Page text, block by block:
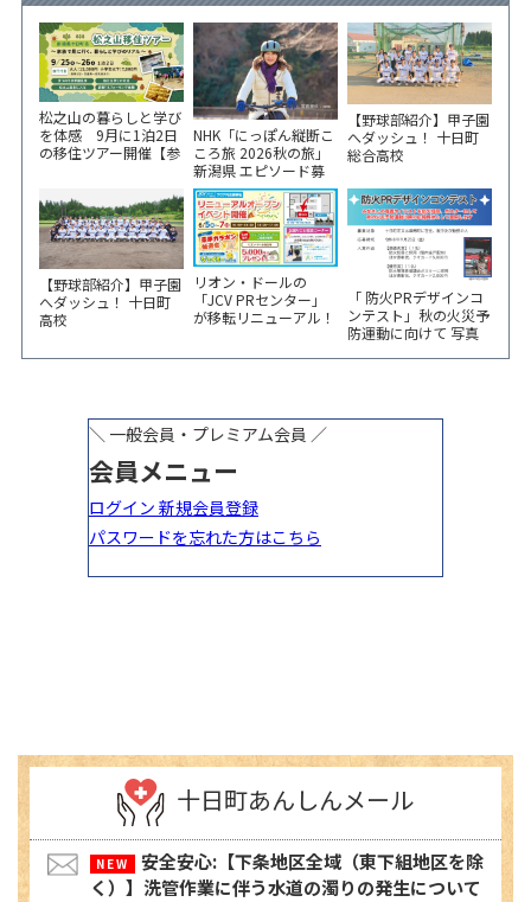
松之山の暮らしと学び
を体感 9月に1泊2日
の移住ツアー開催【参
NHK「にっぽん縦断こ
ころ旅 2026秋の旅」
新潟県 エピソード募
集中！
【野球部紹介】甲子園
へダッシュ！ 十日町
総合高校
【野球部紹介】甲子園
へダッシュ！ 十日町
高校
リオン・ドールの
「JCV PRセンター」
が移転リニューアル！
「 防火PRデザインコ
ンテスト」秋の火災予
防運動に向けて 写真
十日町あんしんメール
安全安心:【下条地区全域（東下組地区を除
く）】洗管作業に伴う水道の濁りの発生について